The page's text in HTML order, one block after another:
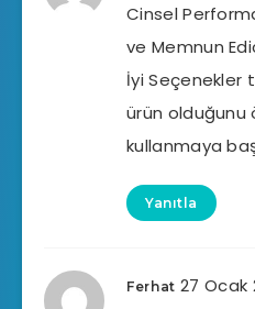
Cinsel
ve Memnun
İyi Seçenekler
ürün olduğunu
kullanmaya
Yanıtla
Ferhat 27 Ocak